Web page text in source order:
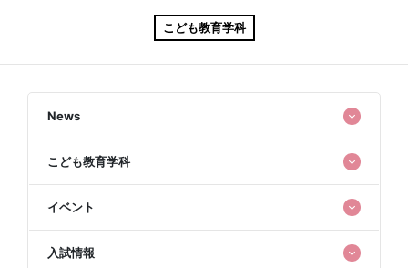
こども教育学科
News
こども教育学科
イベント
入試情報